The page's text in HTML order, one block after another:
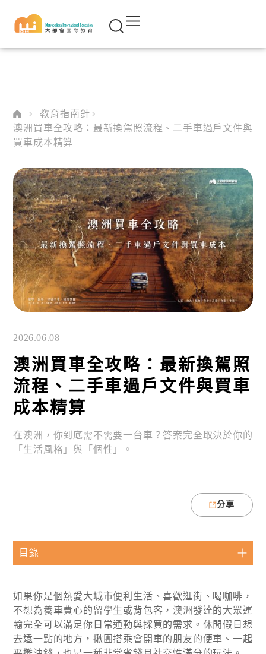
教育指南針
澳洲買車全攻略：最新換駕照流程、二手車過戶文件與
買車成本精算
2026.06.08
澳洲買車全攻略：最新換駕照
流程、二手車過戶文件與買車
成本精算
在澳洲，你到底需不需要一台車？答案完全取決於你的
「生活風格」與「個性」。
分享
目錄
如果你是個熱愛大城市便利生活、喜歡逛街、喝咖啡，
不想為養車費心的留學生或背包客，澳洲發達的大眾運
輸完全可以滿足你日常通勤與採買的需求。休閒假日想
去遠一點的地方，揪團搭乘會開車的朋友的便車、一起